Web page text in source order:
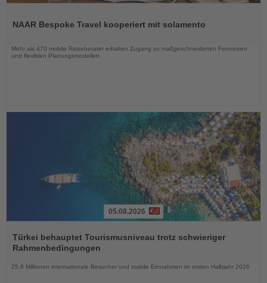
dieNAAR Bespoke Travel kooperiert mit solamento
Mehr als 470 mobile Reiseberater erhalten Zugang zu maßgeschneiderten Fernreisen
und flexiblen Planungsmodellen
Sie
die
05.08.2026
Türkei behauptet Tourismusniveau trotz schwieriger
Rahmenbedingungen
25,8 Millionen internationale Besucher und stabile Einnahmen im ersten Halbjahr 2026